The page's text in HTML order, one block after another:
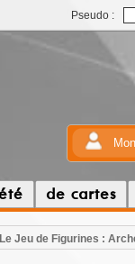
Pseudo :
de cartes
Jeu de Figurines :